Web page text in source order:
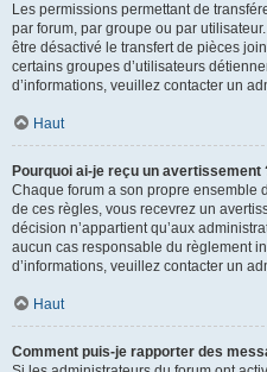
Les permissions permettant de
par forum, par groupe ou par
être désactivé le transfert de pièces
certains groupes d’utilisateurs
d’informations, veuillez contacter un
Haut
Pourquoi ai-je reçu un avertissement
Chaque forum a son propre ensemble
de ces règles, vous recevrez un
décision n’appartient qu’aux
aucun cas responsable du règlement
d’informations, veuillez contacter un
Haut
Comment puis-je rapporter des